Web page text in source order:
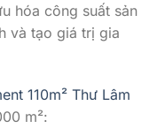
hóa công suất sản
và tạo giá trị gia
110m² Thư Lâm
m²: